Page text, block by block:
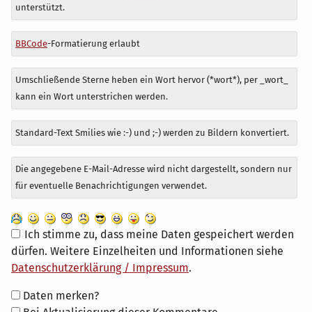
unterstützt.
BBCode-Formatierung erlaubt
Umschließende Sterne heben ein Wort hervor (*wort*), per _wort_
kann ein Wort unterstrichen werden.
Standard-Text Smilies wie :-) und ;-) werden zu Bildern konvertiert.
Die angegebene E-Mail-Adresse wird nicht dargestellt, sondern nur
für eventuelle Benachrichtigungen verwendet.
Ich stimme zu, dass meine Daten gespeichert werden
dürfen. Weitere Einzelheiten und Informationen siehe
Datenschutzerklärung / Impressum.
Formular-
Daten merken?